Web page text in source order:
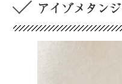
アイゾメタン